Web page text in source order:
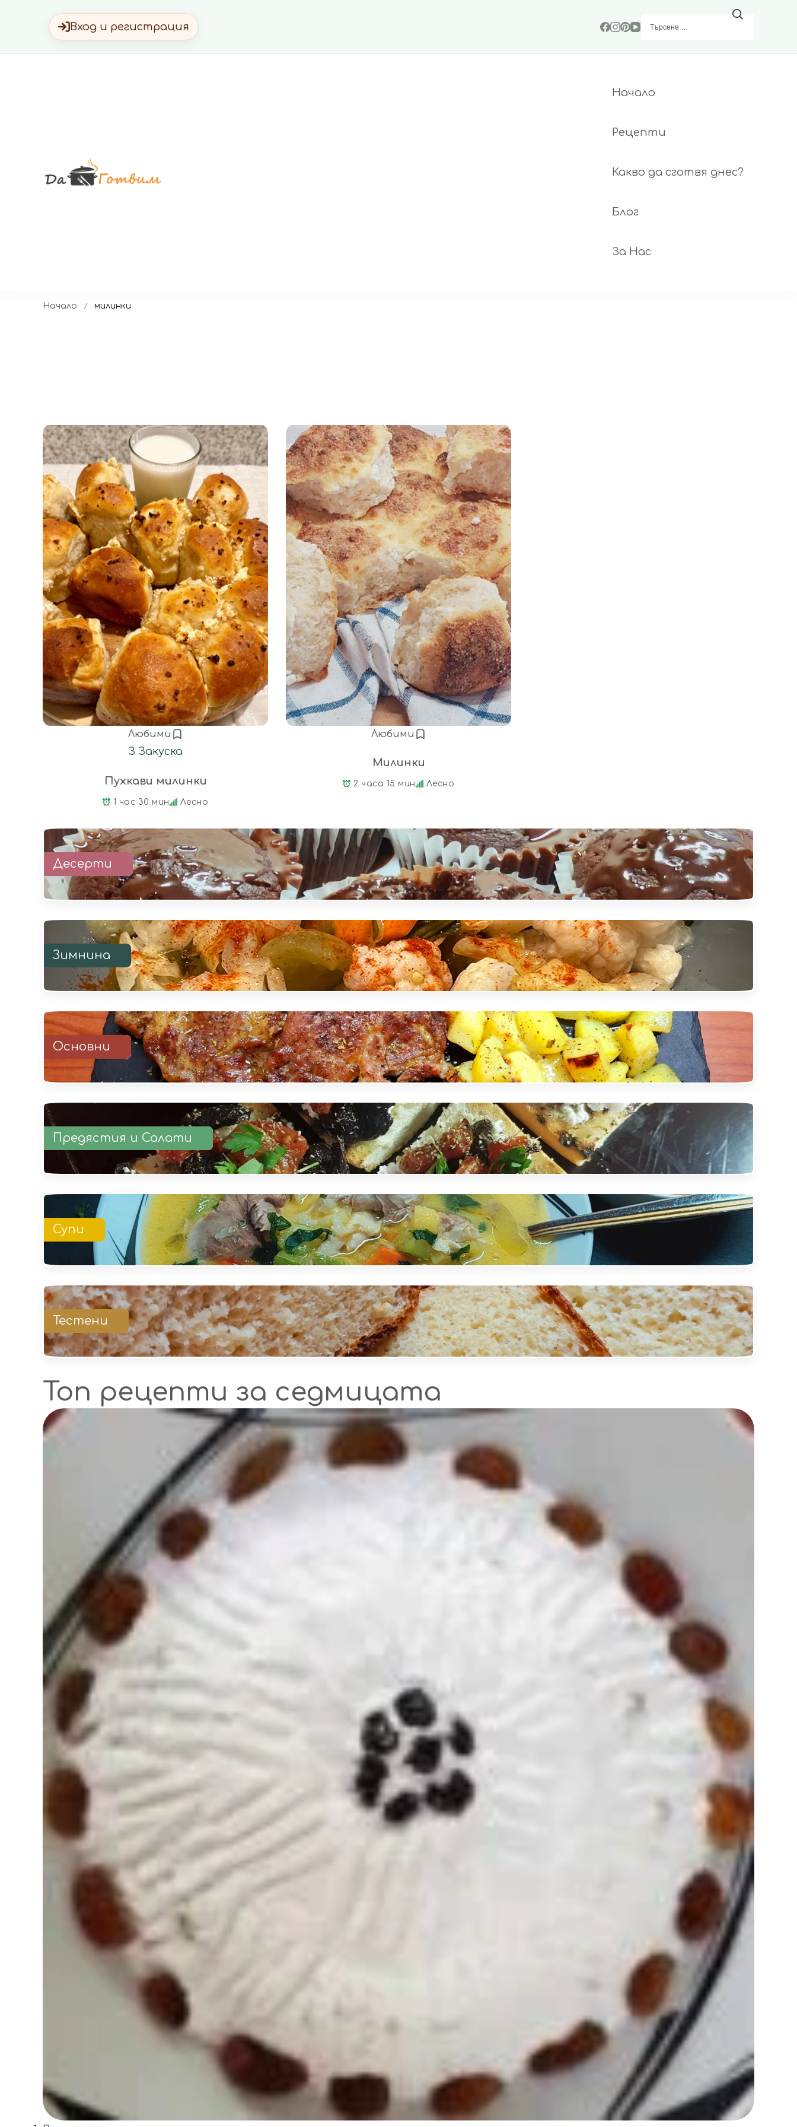
Вход и регистрация
за:
Начало
Рецепти
Какво да сготвя днес?
Блог
За Нас
Начало милинки
Любими
З Закуска
Пухкави милинки
1 час 30 мин Лесно
Любими
Милинки
2 часа 15 мин Лесно
Десерти
Зимнина
Основни
Предястия и Салати
Супи
Тестени
Топ рецепти за седмицата